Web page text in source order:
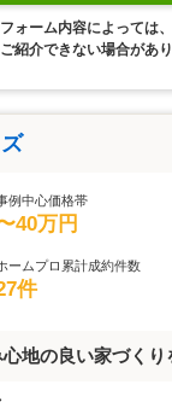
ォーム内容によっては、
紹介できない場合があり
例中心価格帯
40万円
ームプロ累計成約件数
件
地の良い家づくり